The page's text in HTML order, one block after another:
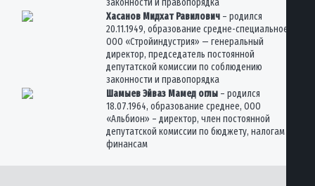
законности и правопорядка
Хасанов Мидхат Равилович – родился
20.11.1949, образование средне-специальное,
ООО «Стройиндустрия» — генеральный
директор, председатель постоянной
депутатской комиссии по соблюдению
законности и правопорядка
Шамыев Эйваз Мамед оглы – родился
18.07.1964, образование среднее, ООО
«Альбион» – директор, член постоянной
депутатской комиссии по бюджету, налогам и
финансам